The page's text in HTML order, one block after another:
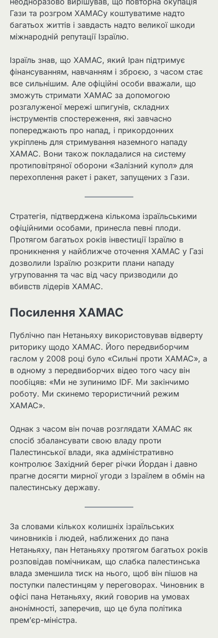
Гази та розгром ХАМАСу коштуватиме надто
багатьох життів і завдасть надто великої шкоди
міжнародній репутації Ізраїлю.
Ізраїль знав, що ХАМАС, який Іран підтримує
фінансуванням, навчанням і зброєю, з часом стає
все сильнішим. Але офіційні особи вважали, що
зможуть стримати ХАМАС за допомогою
розгалуженої мережі шпигунів, складних
інструментів спостереження, які завчасно
попереджають про напад, і прикордонних
укріплень для стримування наземного нападу
ХАМАС. Вони також покладалися на систему
протиповітряної оборони «Залізний купол» для
перехоплення ракет і ракет, запущених з Гази.
Стратегія, підтверджена кількома ізраїльськими
офіційними особами, принесла певні плоди.
Протягом багатьох років інвестиції Ізраїлю в
проникнення у найближче оточення ХАМАС у Газі
дозволили Ізраїлю розкрити плани нападу
угруповання та час від часу призводили до
вбивств лідерів ХАМАС.
Посилення ХАМАС
Публічно пан Нетаньяху використовував відверту
риторику щодо ХАМАС. Його передвиборчим
гаслом у 2008 році було «Сильні проти ХАМАС», а
в одному з передвиборчих відео того часу він
пообіцяв: «Ми не зупинимо IDF. Ми закінчимо
роботу. Ми скинемо терористичний режим
ХАМАС».
Однак з часом він почав розглядати ХАМАС як
спосіб збалансувати свою владу проти
Палестинської влади, яка адміністративно
контролює Західний берег річки Йордан і давно
прагне досягти мирної угоди з Ізраїлем в обмін на
палестинську державу.
За словами кількох колишніх ізраїльських
чиновників і людей, наближених до пана
Нетаньяху, пан Нетаньяху протягом багатьох років
розповідав помічникам, що слабка палестинська
влада зменшила тиск на нього, щоб він пішов на
поступки палестинцям у переговорах. Чиновник в
офісі пана Нетаньяху, який говорив на умовах
анонімності, заперечив, що це була політика
прем’єр-міністра.